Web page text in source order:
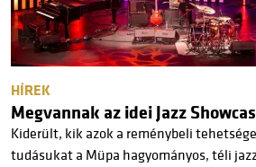
HÍREK
Megvannak az idei Jazz
Kiderült, kik azok a reménybeli
tudásukat a Müpa hagyományos, téli